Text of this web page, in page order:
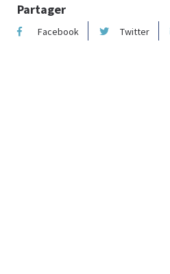
Partager
Facebook Twitter